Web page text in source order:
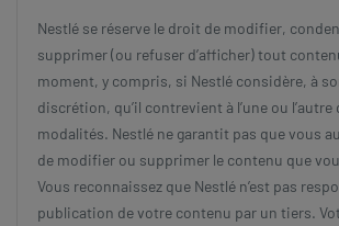
Nestlé se réserve le droit de modifier,
supprimer (ou refuser d’afficher) tout
moment, y compris, si Nestlé considère, à
discrétion, qu’il contrevient à l’une ou l’autre
modalités. Nestlé ne garantit pas que vous
de modifier ou supprimer le contenu que
Vous reconnaissez que Nestlé n’est pas
publication de votre contenu par un tiers.